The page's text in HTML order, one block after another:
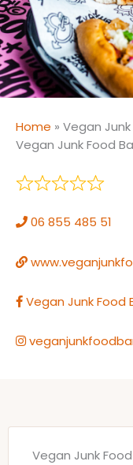
Home » Vegan
Vegan Junk Food
06 855 485 51
Vegan Junk Food
Vegan Junk